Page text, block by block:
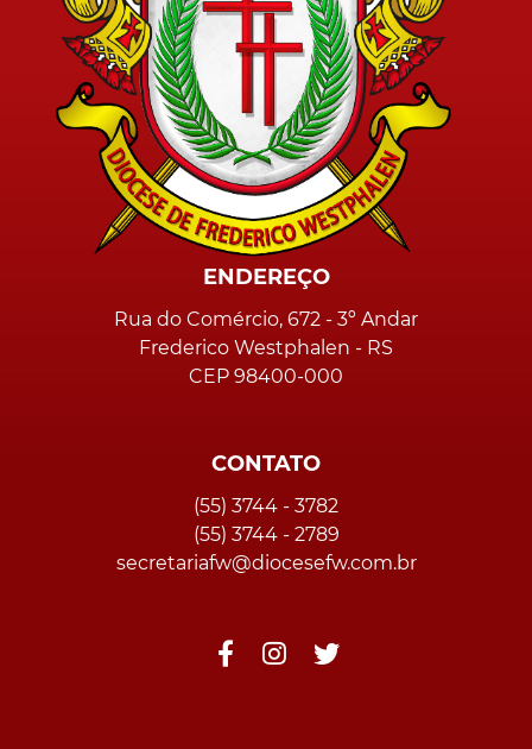
ENDEREÇO
Rua do Comércio, 672 - 3º Andar
Frederico Westphalen - RS
CEP 98400-000
CONTATO
(55) 3744 - 3782
(55) 3744 - 2789
secretariafw@diocesefw.com.br